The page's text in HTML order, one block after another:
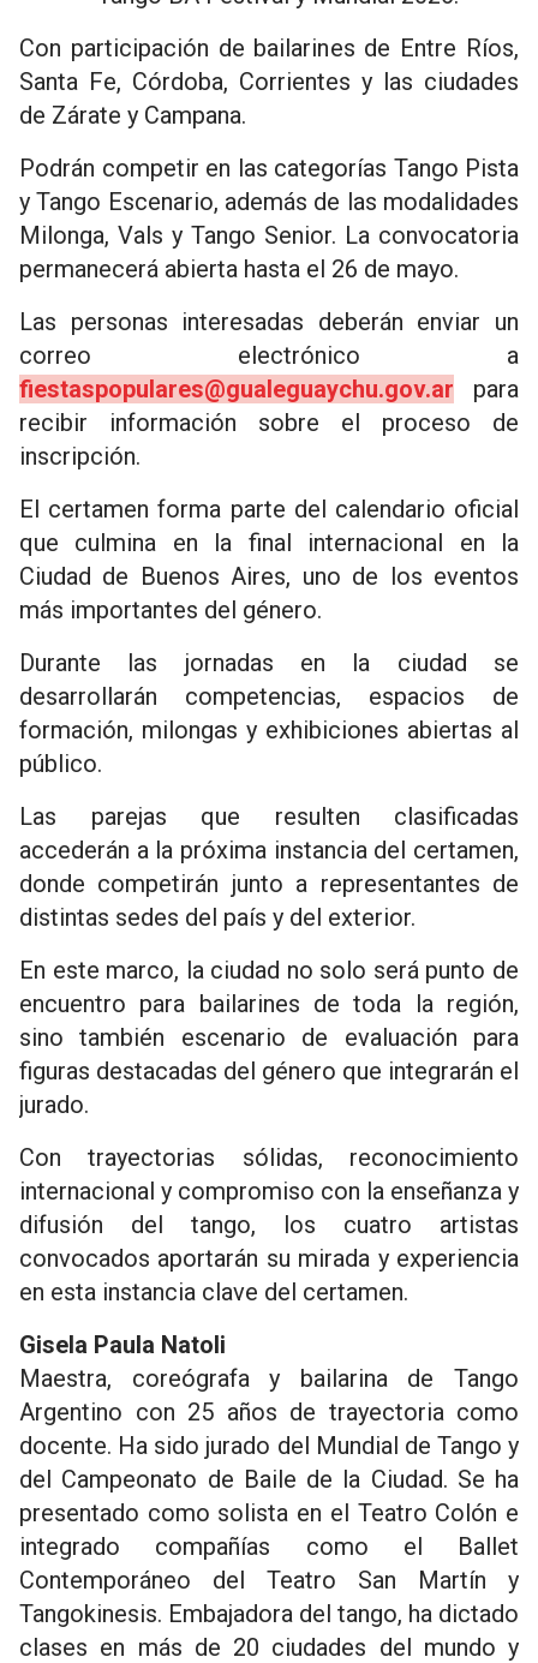
Con participación de bailarines de Entre Ríos,
Santa Fe, Córdoba, Corrientes y las ciudades
de Zárate y Campana.
Podrán competir en las categorías Tango Pista
y Tango Escenario, además de las modalidades
Milonga, Vals y Tango Senior. La convocatoria
permanecerá abierta hasta el 26 de mayo.
Las personas interesadas deberán enviar un
correo electrónico a
fiestaspopulares@gualeguaychu.gov.ar
para
recibir información sobre el proceso de
inscripción.
El certamen forma parte del calendario oficial
que culmina en la final internacional en la
Ciudad de Buenos Aires, uno de los eventos
más importantes del género.
Durante las jornadas en la ciudad se
desarrollarán competencias, espacios de
formación, milongas y exhibiciones abiertas al
público.
Las parejas que resulten clasificadas
accederán a la próxima instancia del certamen,
donde competirán junto a representantes de
distintas sedes del país y del exterior.
En este marco, la ciudad no solo será punto de
encuentro para bailarines de toda la región,
sino también escenario de evaluación para
figuras destacadas del género que integrarán el
jurado.
Con trayectorias sólidas, reconocimiento
internacional y compromiso con la enseñanza y
difusión del tango, los cuatro artistas
convocados aportarán su mirada y experiencia
en esta instancia clave del certamen.
Gisela Paula Natoli
Maestra, coreógrafa y bailarina de Tango
Argentino con 25 años de trayectoria como
docente. Ha sido jurado del Mundial de Tango y
del Campeonato de Baile de la Ciudad. Se ha
presentado como solista en el Teatro Colón e
integrado compañías como el Ballet
Contemporáneo del Teatro San Martín y
Tangokinesis. Embajadora del tango, ha dictado
clases en más de 20 ciudades del mundo y